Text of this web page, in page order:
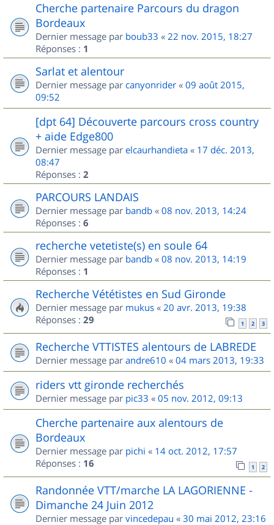
Cherche partenaire Parcours du dragon
Bordeaux
Dernier message par boub33 « 22 nov. 2015, 18:27
Réponses : 1
Sarlat et alentour
Dernier message par canyonrider « 09 août 2015,
09:52
[dpt 64] Découverte parcours cross country
+ aide Edge800
Dernier message par elcaurhandieta « 17 déc. 2013,
08:47
Réponses : 2
PARCOURS LANDAIS
Dernier message par bandb « 08 nov. 2013, 14:24
Réponses : 6
recherche vetetiste(s) en soule 64
Dernier message par bandb « 08 nov. 2013, 14:19
Réponses : 1
Recherche Vététistes en Sud Gironde
Dernier message par mukus « 20 avr. 2013, 19:38
Réponses : 29 1 2 3
Recherche VTTISTES alentours de LABREDE
Dernier message par andre610 « 04 mars 2013, 19:33
riders vtt gironde recherchés
Dernier message par pic33 « 05 nov. 2012, 09:13
Cherche partenaire aux alentours de
Bordeaux
Dernier message par pichi « 14 oct. 2012, 17:57
Réponses : 16 1 2
Randonnée VTT/marche LA LAGORIENNE -
Dimanche 24 Juin 2012
Dernier message par vincedepau « 30 mai 2012, 23:16